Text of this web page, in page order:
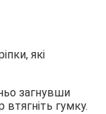
які
загнувши
гумку.